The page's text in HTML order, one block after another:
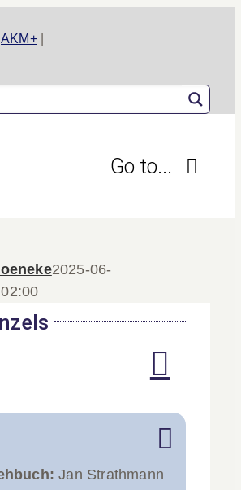
AKM+|
Go to...
Aktivitäten
Projekte
Kontakt
2025-06-
Jan Strathmann